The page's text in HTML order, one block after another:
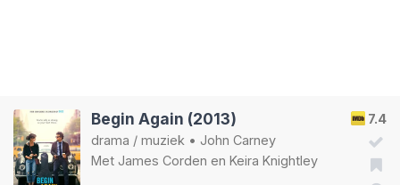
7.4
Begin Again (2013)
drama / muziek • John Carney
Met James Corden en Keira Knightley